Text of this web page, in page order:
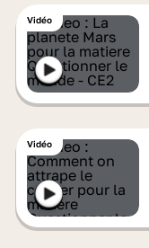
Vidéo
Vidéo